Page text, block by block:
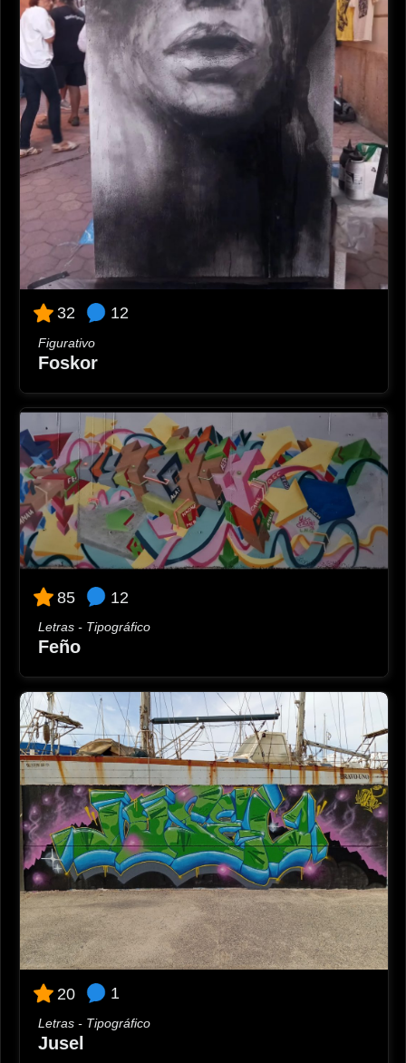
32 12
Figurativo
Foskor
85 12
Letras - Tipográfico
Feño
20 1
Letras - Tipográfico
Jusel